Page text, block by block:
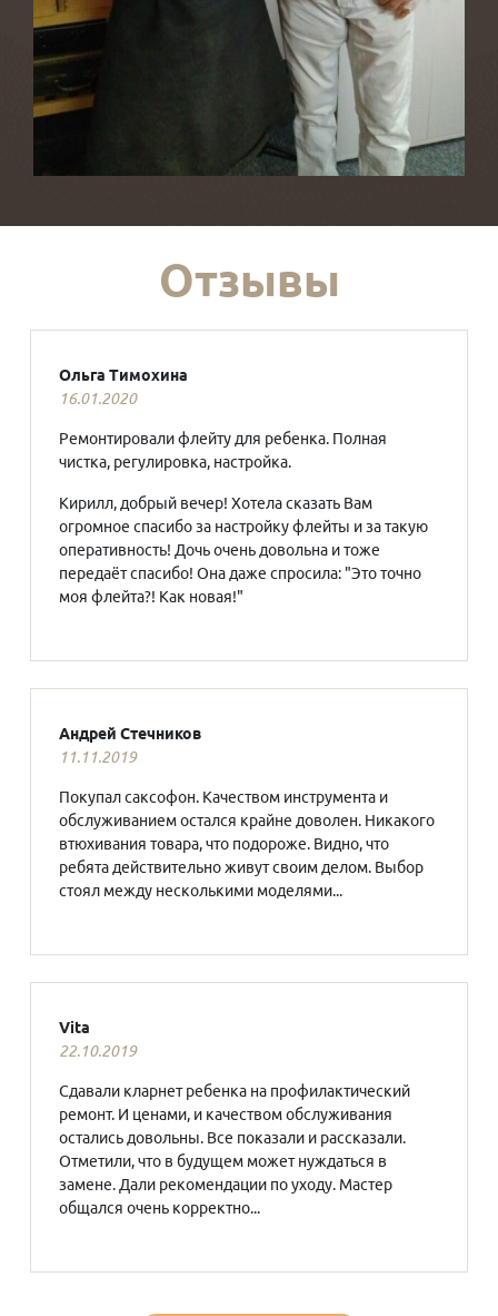
Отзывы
Ольга Тимохина
16.01.2020
Ремонтировали флейту для ребенка. Полная
чистка, регулировка, настройка.
Кирилл, добрый вечер! Хотела сказать Вам
огромное спасибо за настройку флейты и за такую
оперативность! Дочь очень довольна и тоже
передаёт спасибо! Она даже спросила: "Это точно
моя флейта?! Как новая!"
Андрей Стечников
11.11.2019
Покупал саксофон. Качеством инструмента и
обслуживанием остался крайне доволен. Никакого
втюхивания товара, что подороже. Видно, что
ребята действительно живут своим делом. Выбор
стоял между несколькими моделями...
Vita
22.10.2019
Сдавали кларнет ребенка на профилактический
ремонт. И ценами, и качеством обслуживания
остались довольны. Все показали и рассказали.
Отметили, что в будущем может нуждаться в
замене. Дали рекомендации по уходу. Мастер
общался очень корректно...